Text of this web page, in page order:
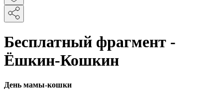
Бесплатный фрагмент -
Ёшкин-Кошкин
День мамы-кошки